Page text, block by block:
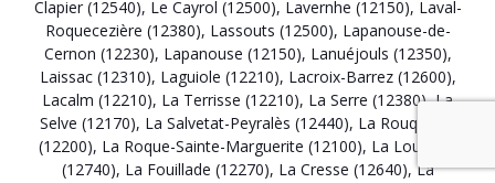
Clapier (12540), Le Cayrol (12500), Lavernhe (12150), Laval-
Roquecezière (12380), Lassouts (12500), Lapanouse-de-
Cernon (12230), Lapanouse (12150), Lanuéjouls (12350),
Laissac (12310), Laguiole (12210), Lacroix-Barrez (12600),
Lacalm (12210), La Terrisse (12210), La Serre (12380),La
Selve (12170), La Salvetat-Peyralès (12440), La Rouquette
(12200), La Roque-Sainte-Marguerite (12100), La Loubière
(12740), La Fouillade (12270), La Cresse (12640),La